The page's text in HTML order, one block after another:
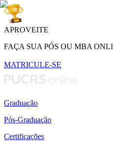
APROVEITE
FAÇA SUA PÓS OU MBA
MATRICULE-SE
Graduação
Pós-Graduação
Certificações